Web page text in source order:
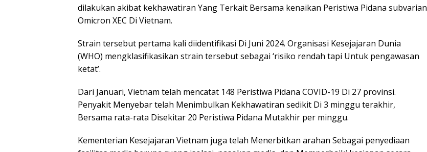
dilakukan akibat kekhawatiran Yang Terkait Bersama kenaikan Peristiwa Pidana subvarian
Omicron XEC Di Vietnam.
Strain tersebut pertama kali diidentifikasi Di Juni 2024. Organisasi Kesejajaran Dunia
(WHO) mengklasifikasikan strain tersebut sebagai ‘risiko rendah tapi Untuk pengawasan
ketat’.
Dari Januari, Vietnam telah mencatat 148 Peristiwa Pidana COVID-19 Di 27 provinsi.
Penyakit Menyebar telah Menimbulkan Kekhawatiran sedikit Di 3 minggu terakhir,
Bersama rata-rata Disekitar 20 Peristiwa Pidana Mutakhir per minggu.
Kementerian Kesejajaran Vietnam juga telah Menerbitkan arahan Sebagai penyediaan